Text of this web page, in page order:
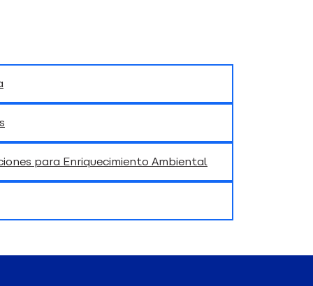
para Enriquecimiento Ambiental